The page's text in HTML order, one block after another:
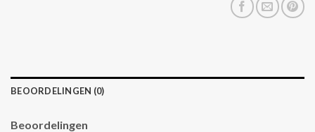
BEOORDELINGEN (0)
Beoordelingen